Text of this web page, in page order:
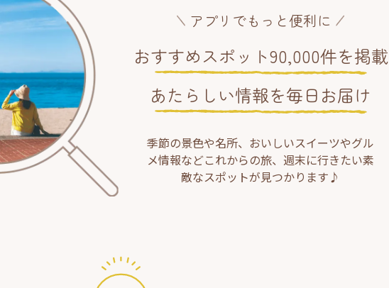
アプリでもっと便利に
おすすめスポット90,000件を掲載
あたらしい情報を毎日お届け
季節の景色や名所、おいしいスイーツやグル
メ情報などこれからの旅、週末に行きたい素
敵なスポットが見つかります♪